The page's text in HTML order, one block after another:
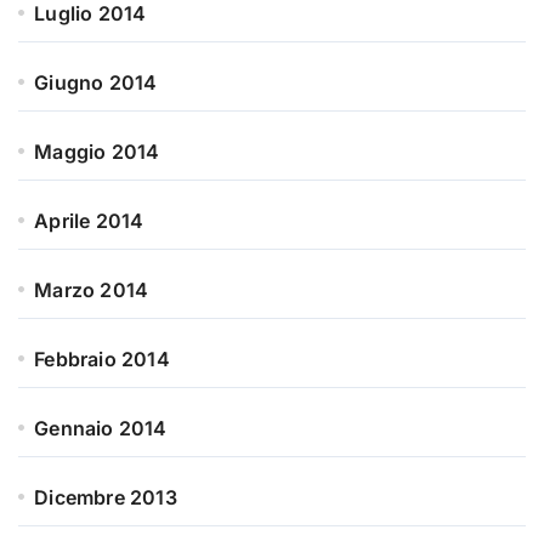
Luglio 2014
Giugno 2014
Maggio 2014
Aprile 2014
Marzo 2014
Febbraio 2014
Gennaio 2014
Dicembre 2013